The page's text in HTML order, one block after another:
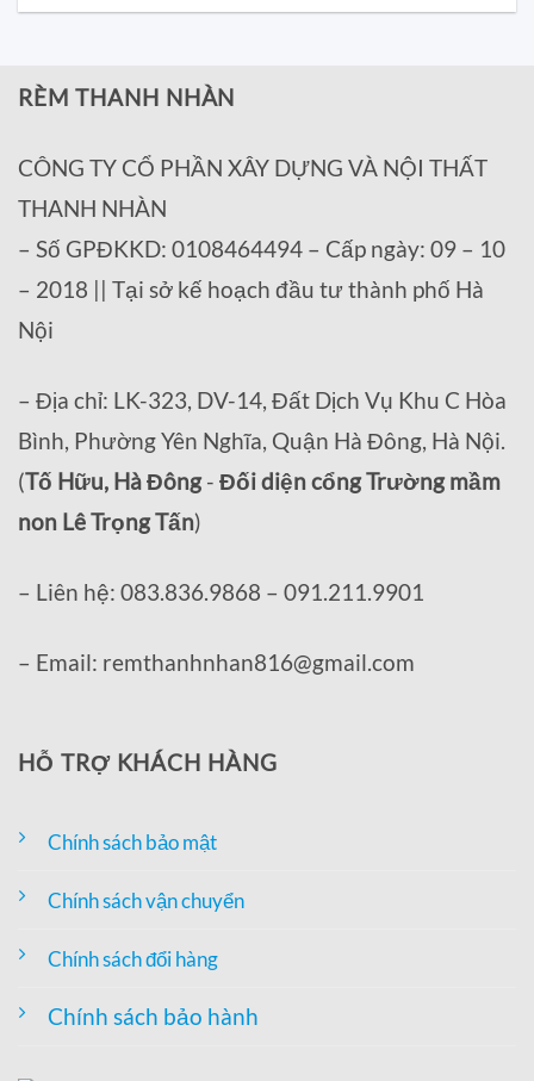
RÈM THANH NHÀN
CÔNG TY CỔ PHẦN XÂY DỰNG VÀ NỘI THẤT
THANH NHÀN
– Số GPĐKKD: 0108464494 – Cấp ngày: 09 – 10
– 2018 || Tại sở kế hoạch đầu tư thành phố Hà
Nội
– Địa chỉ: LK-323, DV-14, Đất Dịch Vụ Khu C Hòa
Bình, Phường Yên Nghĩa, Quận Hà Đông, Hà Nội.
(Tố Hữu, Hà Đông- Đối diện cổng Trường mầm
non Lê Trọng Tấn)
– Liên hệ: 083.836.9868 – 091.211.9901
– Email: remthanhnhan816@gmail.com
HỖ TRỢ KHÁCH HÀNG
Chính sách bảo mật
Chính sách vận chuyển
Chính sách đổi hàng
Chính sách bảo hành